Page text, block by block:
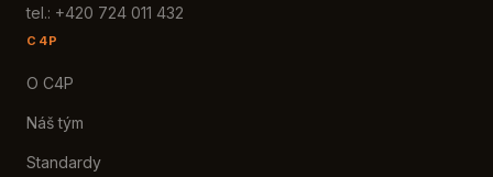
tel.: +420 724 011 432
C4P
O C4P
Náš tým
Standardy